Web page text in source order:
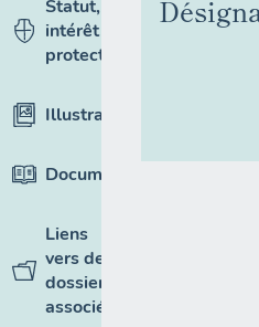
Statut,
intérêt et
protection
Illustrations
Documentation
Liens
vers des
dossiers
associés